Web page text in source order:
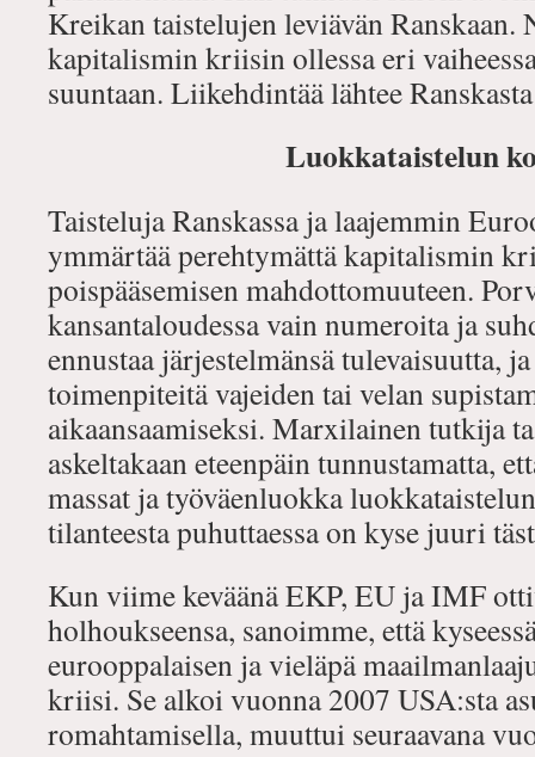
Kreikan taistelujen leviävän
kapitalismin kriisin ollessa eri
suuntaan. Liikehdintää lähtee
Luokkataistelun
Taisteluja Ranskassa ja laajemmin
ymmärtää perehtymättä kapitalismin
poispääsemisen mahdottomuuteen.
kansantaloudessa vain numeroita ja
ennustaa järjestelmänsä tulevaisuutta,
toimenpiteitä vajeiden tai velan
aikaansaamiseksi. Marxilainen tutkija
askeltakaan eteenpäin tunnustamatta,
massat ja työväenluokka
tilanteesta puhuttaessa on kyse juuri
Kun viime keväänä EKP, EU ja IMF
holhoukseensa, sanoimme, että
eurooppalaisen ja vieläpä
kriisi. Se alkoi vuonna 2007 USA:sta
romahtamisella, muuttui seuraavana